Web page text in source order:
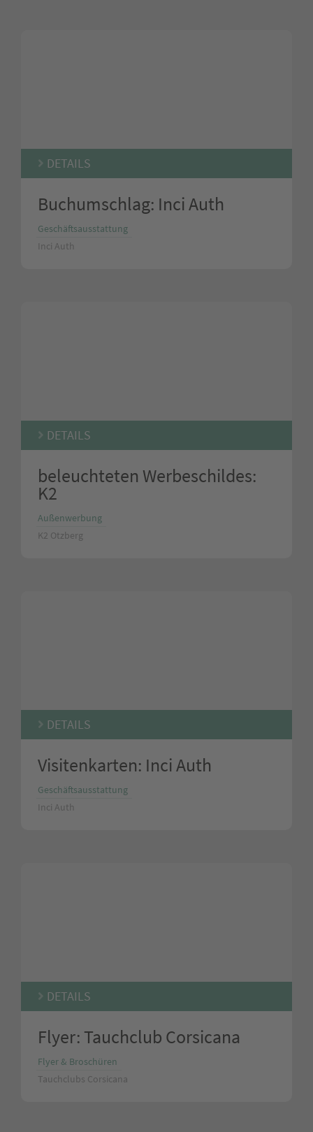
DETAILS
Buchumschlag: Inci Auth
Geschäftsausstattung
Inci Auth
DETAILS
beleuchteten Werbeschildes:
K2
Außenwerbung
K2 Otzberg
DETAILS
Visitenkarten: Inci Auth
Geschäftsausstattung
Inci Auth
DETAILS
Flyer: Tauchclub Corsicana
Flyer & Broschüren
Tauchclubs Corsicana